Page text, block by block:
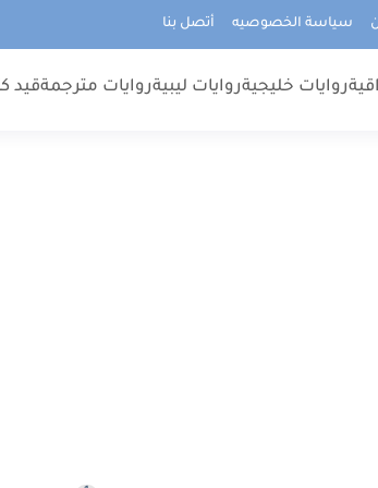
سياسة الخصوصيه أتصل بنا
روايات خليجيةروايات ليبيةروايات مترجمةقيد